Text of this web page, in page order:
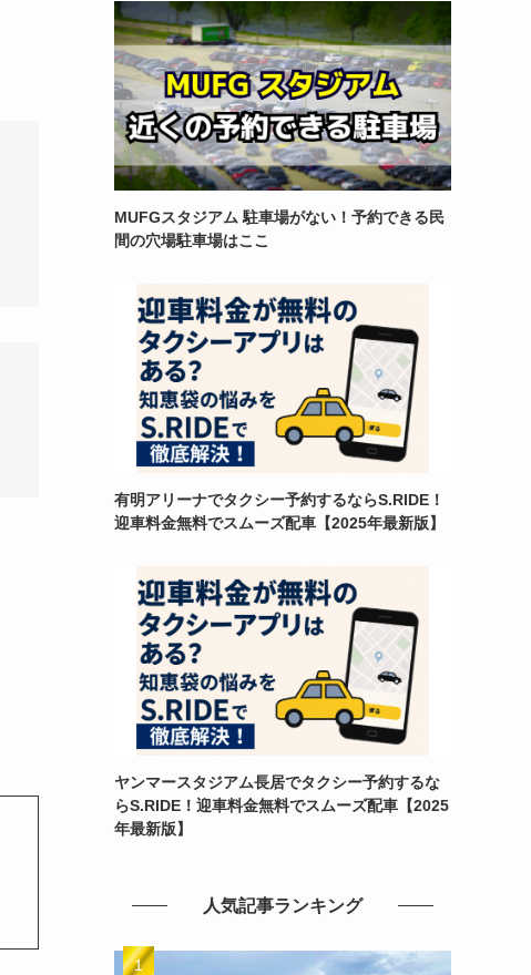
MUFGスタジアム 駐車場がない！予約できる民
間の穴場駐車場はここ
有明アリーナでタクシー予約するならS.RIDE！
迎車料金無料でスムーズ配車【2025年最新版】
ヤンマースタジアム長居でタクシー予約するな
らS.RIDE！迎車料金無料でスムーズ配車【2025
年最新版】
人気記事ランキング